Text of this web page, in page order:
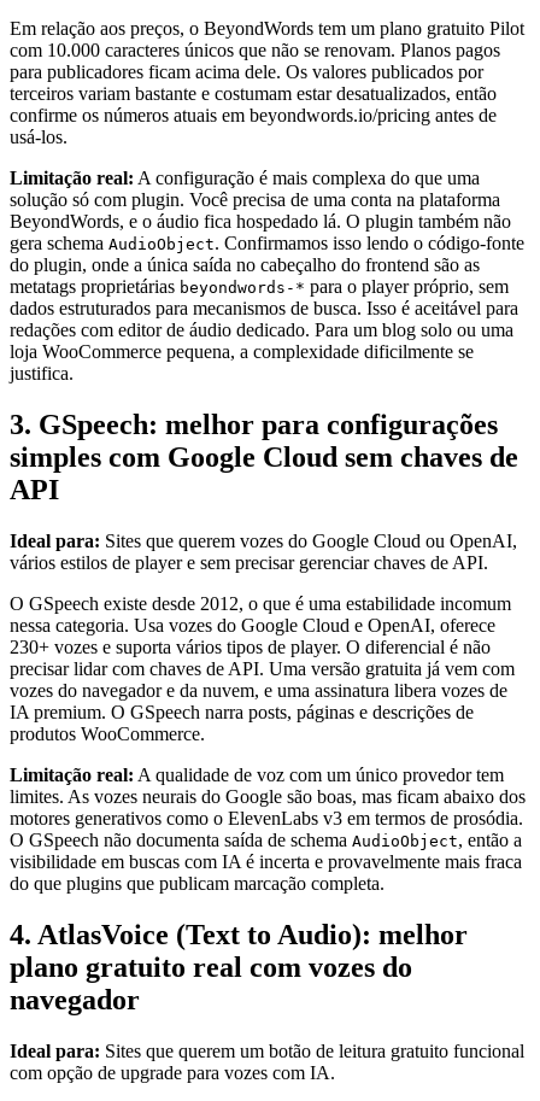
Em relação aos preços, o BeyondWords tem um plano gratuito Pilot
com 10.000 caracteres únicos que não se renovam. Planos pagos
para publicadores ficam acima dele. Os valores publicados por
terceiros variam bastante e costumam estar desatualizados, então
confirme os números atuais em beyondwords.io/pricing antes de
usá-los.
Limitação real: A configuração é mais complexa do que uma
solução só com plugin. Você precisa de uma conta na plataforma
BeyondWords, e o áudio fica hospedado lá. O plugin também não
gera schema AudioObject. Confirmamos isso lendo o código-fonte
do plugin, onde a única saída no cabeçalho do frontend são as
metatags proprietárias beyondwords-* para o player próprio, sem
dados estruturados para mecanismos de busca. Isso é aceitável para
redações com editor de áudio dedicado. Para um blog solo ou uma
loja WooCommerce pequena, a complexidade dificilmente se
justifica.
3. GSpeech: melhor para configurações
simples com Google Cloud sem chaves de
API
Ideal para: Sites que querem vozes do Google Cloud ou OpenAI,
vários estilos de player e sem precisar gerenciar chaves de API.
O GSpeech existe desde 2012, o que é uma estabilidade incomum
nessa categoria. Usa vozes do Google Cloud e OpenAI, oferece
230+ vozes e suporta vários tipos de player. O diferencial é não
precisar lidar com chaves de API. Uma versão gratuita já vem com
vozes do navegador e da nuvem, e uma assinatura libera vozes de
IA premium. O GSpeech narra posts, páginas e descrições de
produtos WooCommerce.
Limitação real: A qualidade de voz com um único provedor tem
limites. As vozes neurais do Google são boas, mas ficam abaixo dos
motores generativos como o ElevenLabs v3 em termos de prosódia.
O GSpeech não documenta saída de schema AudioObject, então a
visibilidade em buscas com IA é incerta e provavelmente mais fraca
do que plugins que publicam marcação completa.
4. AtlasVoice (Text to Audio): melhor
plano gratuito real com vozes do
navegador
Ideal para: Sites que querem um botão de leitura gratuito funcional
com opção de upgrade para vozes com IA.